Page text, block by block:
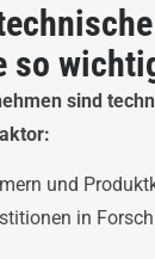
so
sind
und
in